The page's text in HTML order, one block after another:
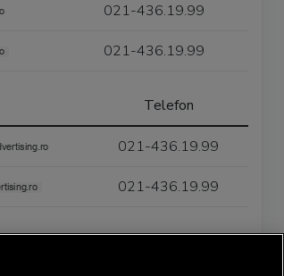
021-436.19.99
021-436.19.99
Telefon
021-436.19.99
021-436.19.99